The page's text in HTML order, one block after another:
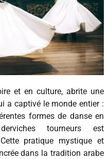
et en culture, abrite une
a captivé le monde entier :
formes de danse en
tourneurs est
pratique mystique et
dans la tradition arabe